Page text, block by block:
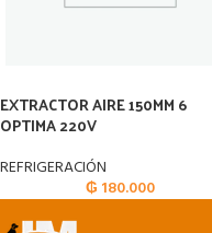
EXTRACTOR AIRE 150MM 6
OPTIMA 220V
REFRIGERACIÓN
₲ 180.000